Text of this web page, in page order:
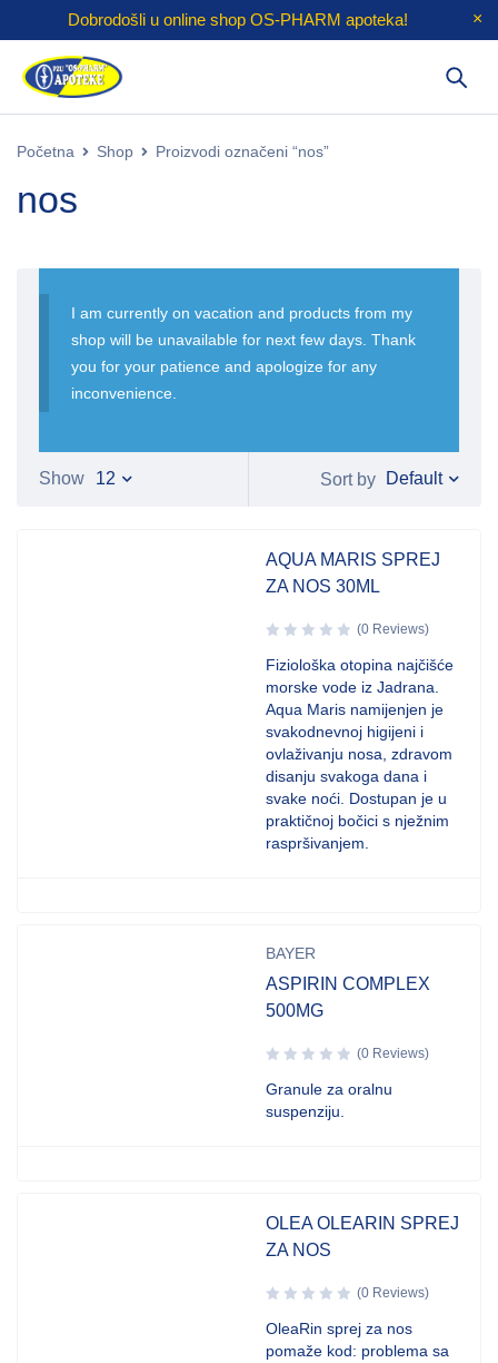
Dobrodošli u online shop OS-PHARM apoteka!
Početna Shop Proizvodi označeni “nos”
nos
I am currently on vacation and products from my
shop will be unavailable for next few days. Thank
you for your patience and apologize for any
inconvenience.
Sort by Default
Show 12
AQUA MARIS SPREJ
ZA NOS 30ML
(0 Reviews)
Fiziološka otopina najčišće
morske vode iz Jadrana.
Aqua Maris namijenjen je
svakodnevnoj higijeni i
ovlaživanju nosa, zdravom
disanju svakoga dana i
svake noći. Dostupan je u
praktičnoj bočici s nježnim
raspršivanjem.
BAYER
ASPIRIN COMPLEX
500MG
(0 Reviews)
Granule za oralnu
suspenziju.
OLEA OLEARIN SPREJ
ZA NOS
(0 Reviews)
OleaRin sprej za nos
pomaže kod: problema sa